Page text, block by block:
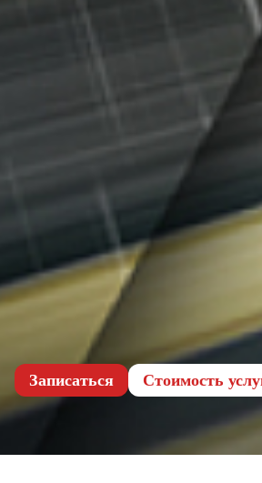
Записаться Cтоимость